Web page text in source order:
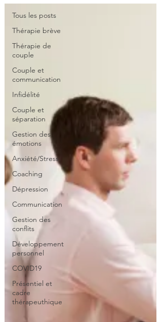
Tous les posts
Thérapie brève
Thérapie de
couple
Couple et
communication
Infidélité
Couple et
séparation
Gestion des
émotions
Anxiété/Stress
Coaching
Dépression
Communication
Gestion des
conflits
Développement
personnel
COVID19
Présentiel et
cadre
thérapeuthique